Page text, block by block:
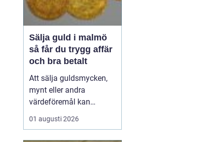
Sälja guld i malmö
så får du trygg affär
och bra betalt
Att sälja guldsmycken,
mynt eller andra
värdeföremål kan
kännas både lockande
och osäkert på samma
01 augusti 2026